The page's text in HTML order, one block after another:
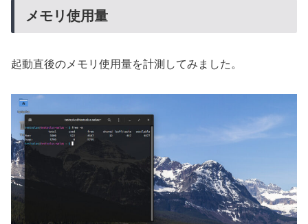
メモリ使用量
起動直後のメモリ使用量を計測してみました。